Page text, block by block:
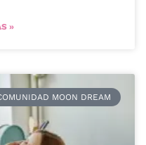
»
MOON DREAM